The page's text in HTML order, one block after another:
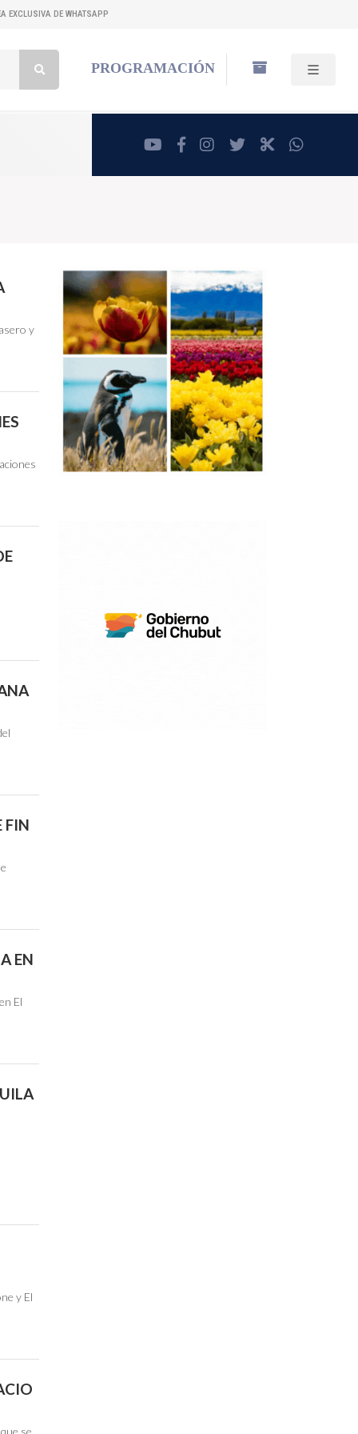
EXCLUSIVA DE WHATSAPP
PROGRAMACIÓN
youtubefacebookinstagram
twitterRadioCut
y
FIN
EN
El
y El